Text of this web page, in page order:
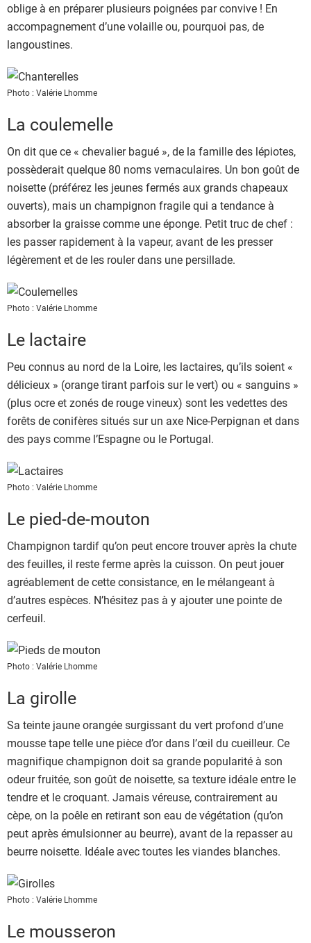
oblige à en préparer plusieurs poignées par convive ! En
accompagnement d’une volaille ou, pourquoi pas, de
langoustines.
Photo : Valérie Lhomme
La coulemelle
On dit que ce « chevalier bagué », de la famille des lépiotes,
possèderait quelque 80 noms vernaculaires. Un bon goût de
noisette (préférez les jeunes fermés aux grands chapeaux
ouverts), mais un champignon fragile qui a tendance à
absorber la graisse comme une éponge. Petit truc de chef :
les passer rapidement à la vapeur, avant de les presser
légèrement et de les rouler dans une persillade.
Photo : Valérie Lhomme
Le lactaire
Peu connus au nord de la Loire, les lactaires, qu’ils soient «
délicieux » (orange tirant parfois sur le vert) ou « sanguins »
(plus ocre et zonés de rouge vineux) sont les vedettes des
forêts de conifères situés sur un axe Nice-Perpignan et dans
des pays comme l’Espagne ou le Portugal.
Photo : Valérie Lhomme
Le pied-de-mouton
Champignon tardif qu’on peut encore trouver après la chute
des feuilles, il reste ferme après la cuisson. On peut jouer
agréablement de cette consistance, en le mélangeant à
d’autres espèces. N’hésitez pas à y ajouter une pointe de
cerfeuil.
Photo : Valérie Lhomme
La girolle
Sa teinte jaune orangée surgissant du vert profond d’une
mousse tape telle une pièce d’or dans l’œil du cueilleur. Ce
magnifique champignon doit sa grande popularité à son
odeur fruitée, son goût de noisette, sa texture idéale entre le
tendre et le croquant. Jamais véreuse, contrairement au
cèpe, on la poêle en retirant son eau de végétation (qu’on
peut après émulsionner au beurre), avant de la repasser au
beurre noisette. Idéale avec toutes les viandes blanches.
Photo : Valérie Lhomme
Le mousseron